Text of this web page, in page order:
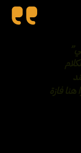
فازة